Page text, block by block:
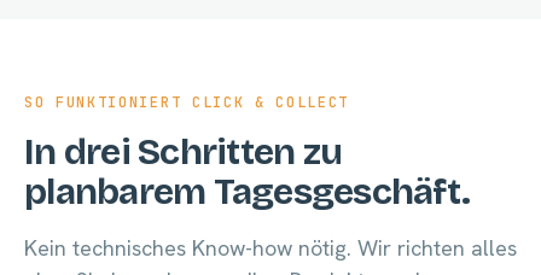
SO FUNKTIONIERT CLICK & COLLECT
In drei Schritten zu
planbarem Tagesgeschäft.
Kein technisches Know-how nötig. Wir richten alles